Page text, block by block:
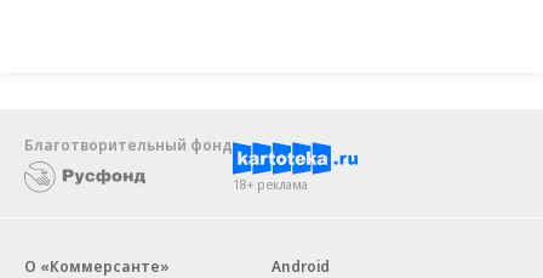
Благотворительный фонд
18+ реклама
О «Коммерсанте»
Android